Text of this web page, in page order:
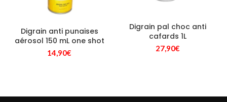
Digrain anti punaises
aérosol 150 mL one shot
14,90€
Digrain pal choc anti
cafards 1L
27,90€